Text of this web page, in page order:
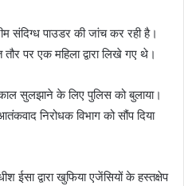
संदिग्ध पाउडर की जांच कर रही है।
तौर पर एक महिला द्वारा लिखे गए थे।
सुलझाने के लिए पुलिस को बुलाया।
निरोधक विभाग को सौंप दिया
ईसा द्वारा खुफिया एजेंसियों के हस्तक्षेप